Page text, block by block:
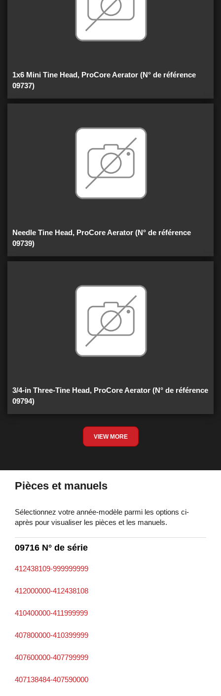
1x6 Mini Tine Head, ProCore Aerator (N° de référence
09737)
Needle Tine Head, ProCore Aerator (N° de référence
09739)
3/4-in Three-Tine Head, ProCore Aerator (N° de référence
09794)
VIEW MORE
Pièces et manuels
Sélectionnez votre année-modèle parmi les options ci-
après pour visualiser les pièces et les manuels.
09716 N° de série
412438109-999999999
412000000-412438108
410400000-411999999
407800000-410399999
407600000-407799999
407138484-407590000